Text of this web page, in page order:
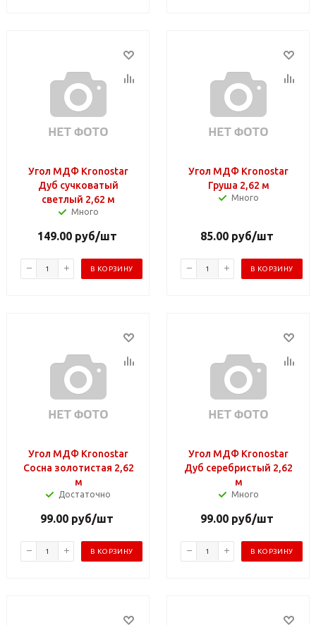
Угол МДФ Kronostar
Дуб сучковатый
светлый 2,62 м
Много
149.00руб/шт
В КОРЗИНУ
Угол МДФ Kronostar
Груша 2,62 м
Много
85.00 руб/шт
В КОРЗИНУ
Угол МДФ Kronostar
Сосна золотистая 2,62
м
Достаточно
99.00 руб/шт
В КОРЗИНУ
Угол МДФ Kronostar
Дуб серебристый 2,62
м
Много
99.00 руб/шт
В КОРЗИНУ